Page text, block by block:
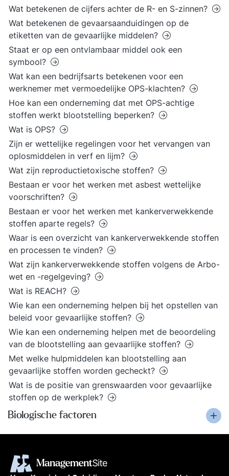
Wat betekenen de cijfers achter de R- en S-zinnen?
Wat betekenen de gevaarsaanduidingen op de
etiketten van de gevaarlijke middelen?
Staat er op een ontvlambaar middel ook een
symbool?
Wat kan een bedrijfsarts betekenen voor een
werknemer met vermoedelijke OPS-klachten?
Hoe kan een onderneming dat met OPS-achtige
stoffen werkt blootstelling beperken?
Wat is OPS?
Zijn er wettelijke regelingen voor het vervangen van
oplosmiddelen in verf en lijm?
Wat zijn reproductietoxische stoffen?
Bestaan er voor het werken met asbest wettelijke
voorschriften?
Bestaan er voor het werken met kankerverwekkende
stoffen aparte regels?
Waar is een overzicht van kankerverwekkende stoffen
en processen te vinden?
Wat zijn kankerverwekkende stoffen volgens de Arbo-
wet en -regelgeving?
Wat is REACH?
Wie kan een onderneming helpen bij het opstellen van
beleid voor gevaarlijke stoffen?
Wie kan een onderneming helpen met de beoordeling
van de blootstelling aan gevaarlijke stoffen?
Met welke hulpmiddelen kan blootstelling aan
gevaarlijke stoffen worden gecheckt?
Wat is de positie van grenswaarden voor gevaarlijke
stoffen op de werkplek?
Biologische factoren